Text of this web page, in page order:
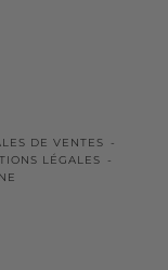
DE VENTES
-
LÉGALES
-